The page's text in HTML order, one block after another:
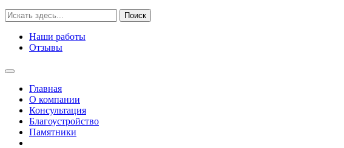
Наши работы
Отзывы
Главная
О компании
Консультация
Благоустройство
Памятники